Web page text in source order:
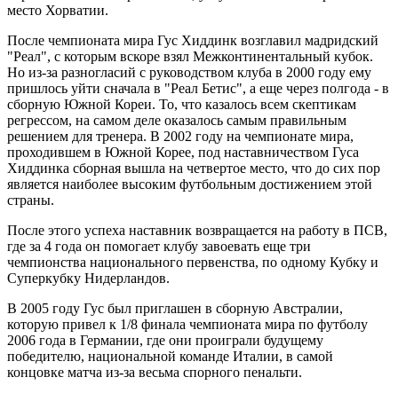
место Хорватии.
После чемпионата мира Гус Хиддинк возглавил мадридский
"Реал", с которым вскоре взял Межконтинентальный кубок.
Но из-за разногласий с руководством клуба в 2000 году ему
пришлось уйти сначала в "Реал Бетис", а еще через полгода - в
сборную Южной Кореи. То, что казалось всем скептикам
регрессом, на самом деле оказалось самым правильным
решением для тренера. В 2002 году на чемпионате мира,
проходившем в Южной Корее, под наставничеством Гуса
Хиддинка сборная вышла на четвертое место, что до сих пор
является наиболее высоким футбольным достижением этой
страны.
После этого успеха наставник возвращается на работу в ПСВ,
где за 4 года он помогает клубу завоевать еще три
чемпионства национального первенства, по одному Кубку и
Суперкубку Нидерландов.
В 2005 году Гус был приглашен в сборную Австралии,
которую привел к 1/8 финала чемпионата мира по футболу
2006 года в Германии, где они проиграли будущему
победителю, национальной команде Италии, в самой
концовке матча из-за весьма спорного пенальти.